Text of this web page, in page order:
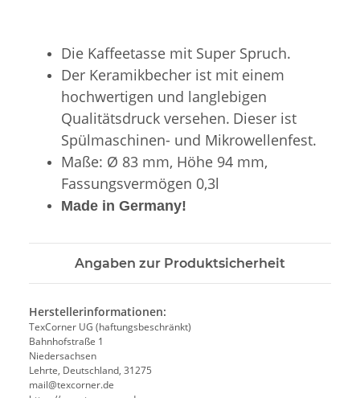
Die Kaffeetasse mit Super Spruch.
Der Keramikbecher ist mit einem
hochwertigen und langlebigen
Qualitätsdruck versehen. Dieser ist
Spülmaschinen- und Mikrowellenfest.
Maße: Ø 83 mm, Höhe 94 mm,
Fassungsvermögen 0,3l
Made in Germany!
Angaben zur Produktsicherheit
Herstellerinformationen:
TexCorner UG (haftungsbeschränkt)
Bahnhofstraße 1
Niedersachsen
Lehrte, Deutschland, 31275
mail@texcorner.de